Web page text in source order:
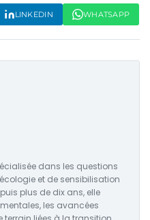
LINKEDIN WHATSAPP
dans les questions
et de sensibilisation
plus de dix ans, elle
les avancées